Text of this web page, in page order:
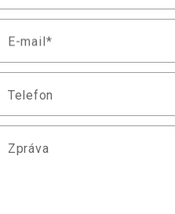
E-mail
Telefon
Zpráva